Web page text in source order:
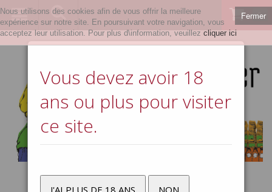
0
Vous devez avoir 18
ans ou plus pour visiter
ce site.
Fermer
Nous utilisons des cookies afin de vous offrir la meilleure
expérience sur notre site. En poursuivant votre navigation, vous
acceptez leur utilisation. Pour plus d\information, veuillez cliquer ici